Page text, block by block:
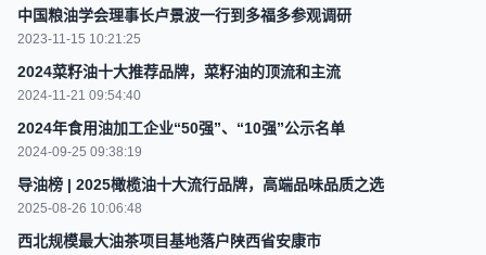
中国粮油学会理事长卢景波一行到多福多参观调研
2023-11-15 10:21:25
2024菜籽油十大推荐品牌，菜籽油的顶流和主流
2024-11-21 09:54:40
2024年食用油加工企业“50强”、“10强”公示名单
2024-09-25 09:38:19
导油榜 | 2025橄榄油十大流行品牌，高端品味品质之选
2025-08-26 10:06:48
西北规模最大油茶项目基地落户陕西省安康市